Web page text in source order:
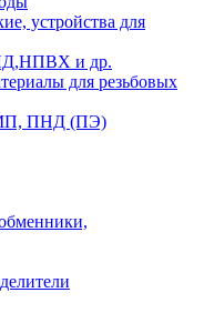
устройства для
и др.
для резьбовых
ПНД (ПЭ)